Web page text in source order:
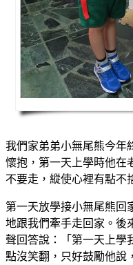
我們家弟弟小無尾熊今年
懷抱，第一天上學時他在
不要走，縱使心裡有點不
第一天放學接小無尾熊回
地跟我們牽手走回家。後
聲回答說：「第一天上學
點沒笑翻，只好鼓勵他說